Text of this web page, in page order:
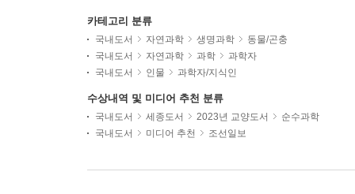
카테고리 분류
국내도서 자연과학 생명과학
동물/곤충
국내도서
자연과학 과학
과학자
국내도서
인물 과학자/지식인
수상내역 및 미디어 추천 분류
국내도서 세종도서 2023년 교양도서
순수과학
국내도서
미디어 추천 조선일보